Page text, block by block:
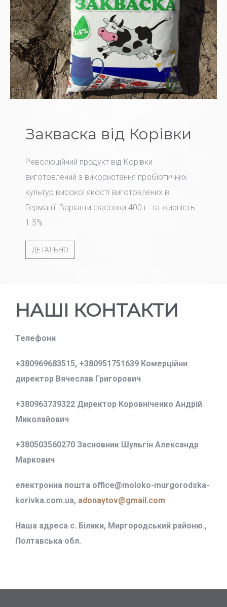
Закваска від Корівки
Революційний продукт від Корівки
виготовлений з використання пробіотичних
культур високої якості виготовлених в
Германії. Варіанти фасовки 400 г. та жирність
1.5%
ДЕТАЛЬНО
НАШІ КОНТАКТИ
Телефони
+380969683515, +380951751639 Комерційни
директор Вячеслав Григорович
+380963739322 Директор Коровніченко Андрій
Миколайович
+380503560270 Засновник Шульгін Александр
Маркович
електронна пошта office@moloko-murgorodska-
korivka.com.ua, adonaytov@gmail.com
Наша адреса с. Білики, Миргородський районю.,
Полтавська обл.